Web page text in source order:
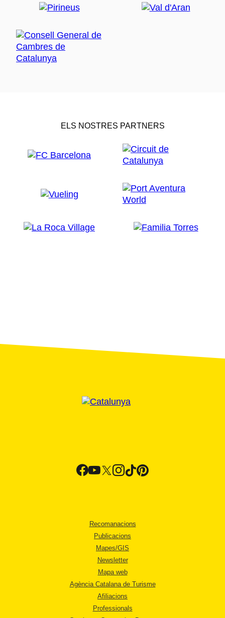
ELS NOSTRES PARTNERS
Recomanacions
Publicacions
Mapes/GIS
Newsletter
Mapa web
Agència Catalana de Turisme
Afiliacions
Professionals